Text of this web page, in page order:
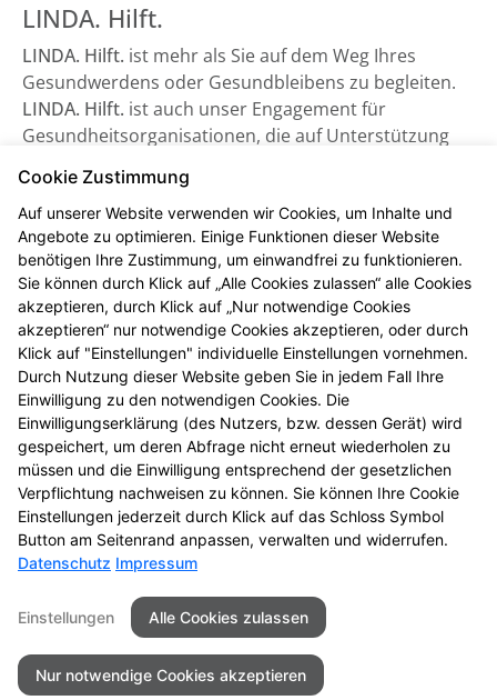
LINDA. Hilft.
LINDA. Hilft. ist mehr als Sie auf dem Weg Ihres
Gesundwerdens oder Gesundbleibens zu begleiten.
LINDA. Hilft. ist auch unser Engagement für
Gesundheitsorganisationen, die auf Unterstützung
Bundesverband Kinderhospiz e. V. Schauen Sie gerne
einmal vorbei.
Zu LINDA. Hilft.
Kontakt Impressum
Datenschutz Alte Apotheke App
Barrierefreiheit
© 2026 Alte Apotheke
Cookie Zustimmung
Auf unserer Website verwenden wir Cookies, um Inhalte und
Angebote zu optimieren. Einige Funktionen dieser Website
benötigen Ihre Zustimmung, um einwandfrei zu funktionieren.
Sie können durch Klick auf „Alle Cookies zulassen“ alle Cookies
akzeptieren, durch Klick auf „Nur notwendige Cookies
akzeptieren“ nur notwendige Cookies akzeptieren, oder durch
Klick auf "Einstellungen" individuelle Einstellungen vornehmen.
Durch Nutzung dieser Website geben Sie in jedem Fall Ihre
Einwilligung zu den notwendigen Cookies. Die
Einwilligungserklärung (des Nutzers, bzw. dessen Gerät) wird
gespeichert, um deren Abfrage nicht erneut wiederholen zu
müssen und die Einwilligung entsprechend der gesetzlichen
Verpflichtung nachweisen zu können. Sie können Ihre Cookie
Einstellungen jederzeit durch Klick auf das Schloss Symbol
Button am Seitenrand anpassen, verwalten und widerrufen.
Datenschutz Impressum
Einstellungen Alle Cookies zulassen
Nur notwendige Cookies akzeptieren